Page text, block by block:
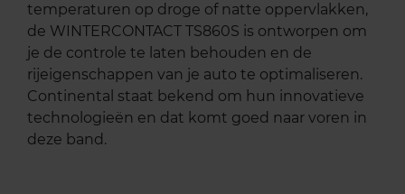
temperaturen op droge of natte oppervlakken,
de WINTERCONTACT TS860S is ontworpen om
je de controle te laten behouden en de
rijeigenschappen van je auto te optimaliseren.
Continental staat bekend om hun innovatieve
technologieën en dat komt goed naar voren in
deze band.